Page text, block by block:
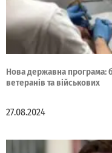
Нова державна програма:
ветеранів та військових
27.08.2024